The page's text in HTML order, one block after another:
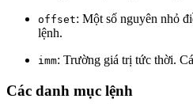
offset: Một số nguyên nhỏ
lệnh.
imm: Trường giá trị tức thời.
Các danh mục lệnh